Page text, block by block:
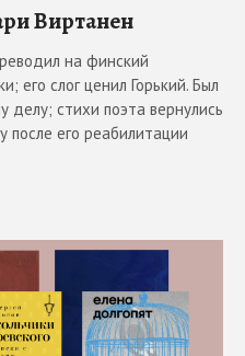
Виртанен
на финский
его слог ценил Горький. Был
делу; стихи поэта вернулись
после его реабилитации